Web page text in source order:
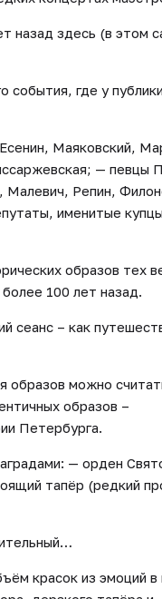
назад здесь (в этом
события, где у
Есенин, Маяковский,
— певцы
Малевич, Репин,
именитые
образов тех
100 лет назад.
сеанс – как
образов можно
образов –
Петербурга.
— орден
тапёр (редкий
красок из эмоций в